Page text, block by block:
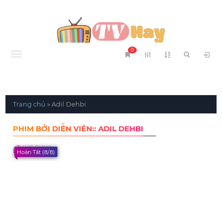
Menu
0
Trang chủ »Adil Dehbi
PHIM BỞI DIỄN VIÊN:: ADIL DEHBI
Hoàn Tất (8/8)